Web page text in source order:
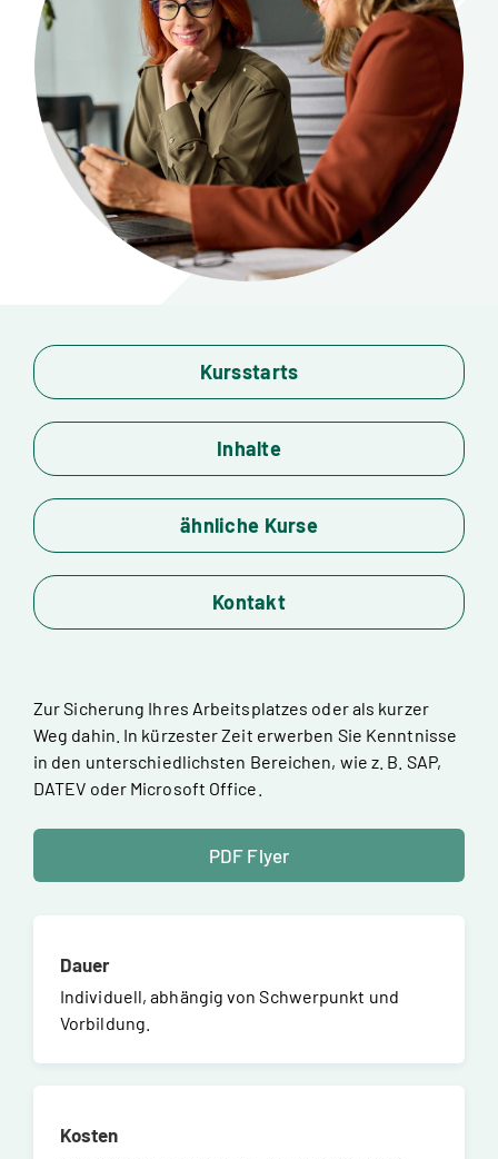
Standorte
Kontakt
Kursstarts
Inhalte
ähnliche Kurse
Kontakt
Zur Sicherung Ihres Arbeitsplatzes oder als kurzer
Weg dahin. In kürzester Zeit erwerben Sie Kenntnisse
in den unterschiedlichsten Bereichen, wie z. B. SAP,
DATEV oder Microsoft Office.
PDF Flyer
Dauer
Individuell, abhängig von Schwerpunkt und
Vorbildung.
Kosten